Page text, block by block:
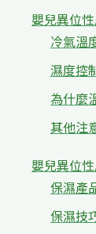
嬰兒異位
冷氣溫
濕度控
為什麼
其他注
嬰兒異位
保濕產
保濕技